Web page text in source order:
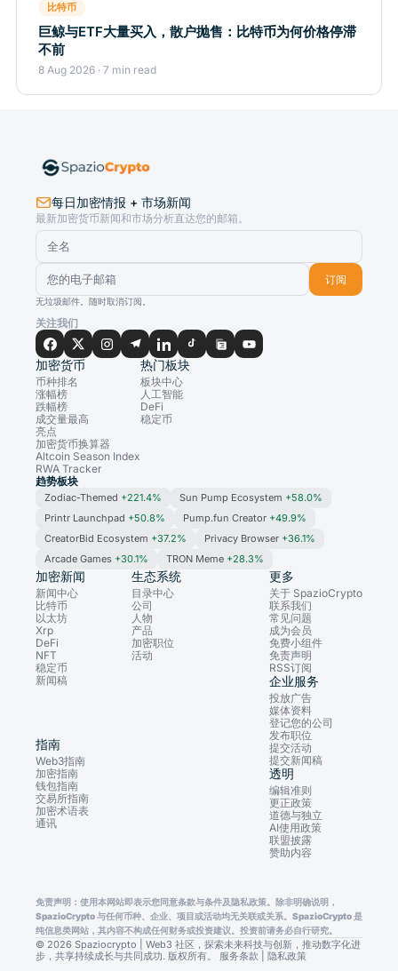
比特币
巨鲸与ETF大量买入，散户抛售：比特币为何价格停滞
不前
8 Aug 2026 · 7 min read
每日加密情报 + 市场新闻
最新加密货币新闻和市场分析直达您的邮箱。
订阅
无垃圾邮件。随时取消订阅。
关注我们
加密货币
币种排名
涨幅榜
跌幅榜
成交量最高
亮点
加密货币换算器
Altcoin Season Index
RWA Tracker
热门板块
板块中心
人工智能
DeFi
稳定币
趋势板块
Zodiac-Themed +221.4% Sun Pump Ecosystem +58.0%
Printr Launchpad +50.8% Pump.fun Creator +49.9%
CreatorBid Ecosystem +37.2% Privacy Browser +36.1%
Arcade Games +30.1% TRON Meme +28.3%
加密新闻
新闻中心
比特币
以太坊
Xrp
DeFi
NFT
稳定币
新闻稿
生态系统
目录中心
公司
人物
产品
加密职位
活动
指南
Web3指南
加密指南
钱包指南
交易所指南
加密术语表
通讯
更多
关于 SpazioCrypto
联系我们
常见问题
成为会员
免费小组件
免责声明
RSS订阅
企业服务
投放广告
媒体资料
登记您的公司
发布职位
提交活动
提交新闻稿
透明
编辑准则
更正政策
道德与独立
AI使用政策
联盟披露
赞助内容
免责声明：使用本网站即表示您同意条款与条件及隐私政策。除非明确说明，
SpazioCrypto 与任何币种、企业、项目或活动均无关联或关系。SpazioCrypto 是
纯信息类网站，其内容不构成任何财务或投资建议。投资前请务必自行研究。
© 2026 Spaziocrypto | Web3 社区，探索未来科技与创新，推动数字化进
步，共享持续成长与共同成功. 版权所有。 服务条款 隐私政策